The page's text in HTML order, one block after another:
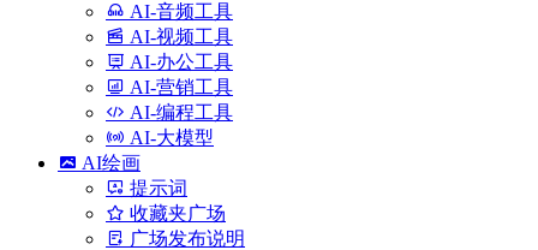
AI-音频工具
AI-视频工具
AI-办公工具
AI-营销工具
AI-编程工具
AI-大模型
AI绘画
提示词
收藏夹广场
广场发布说明